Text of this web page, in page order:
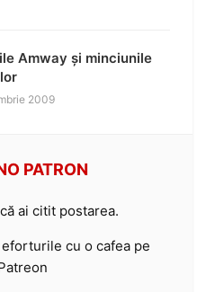
Amway și minciunile
2009
PATRON
ai citit postarea.
cu o cafea pe